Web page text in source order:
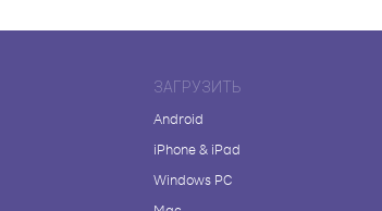
ЗАГРУЗИТЬ
Android
iPhone & iPad
Windows PC